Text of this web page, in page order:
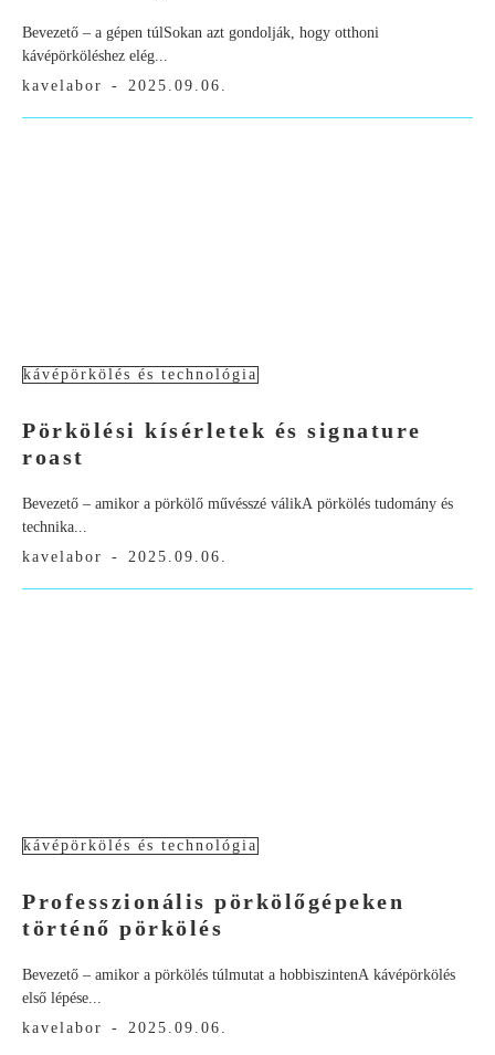
Bevezető – a gépen túlSokan azt gondolják, hogy otthoni
kávépörköléshez elég...
kavelabor
- 2025.09.06.
kávépörkölés és technológia
Pörkölési kísérletek és signature
roast
Bevezető – amikor a pörkölő művésszé válikA pörkölés tudomány és
technika...
kavelabor
- 2025.09.06.
kávépörkölés és technológia
Professzionális pörkölőgépeken
történő pörkölés
Bevezető – amikor a pörkölés túlmutat a hobbiszintenA kávépörkölés
első lépése...
kavelabor
- 2025.09.06.